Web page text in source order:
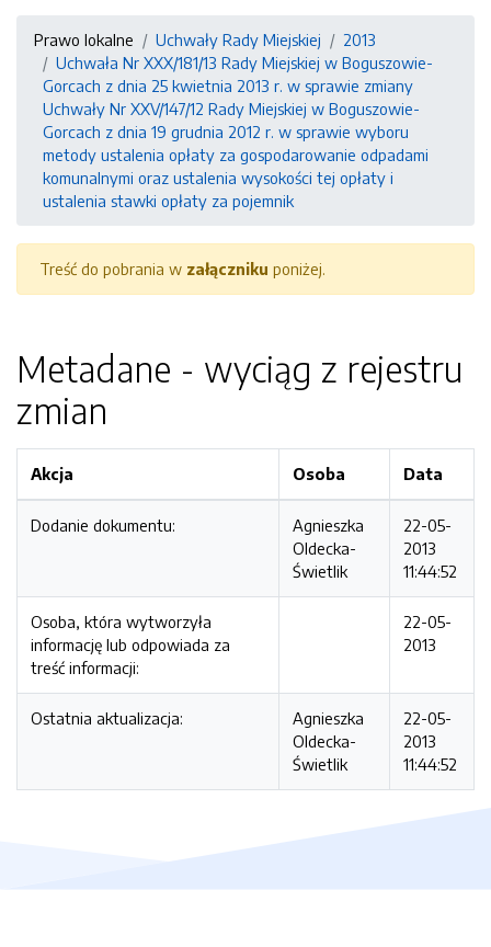
Prawo lokalne Uchwały Rady Miejskiej
2013
Uchwała Nr XXX/181/13 Rady Miejskiej w Boguszowie-
Gorcach z dnia 25 kwietnia 2013 r. w sprawie zmiany
Uchwały Nr XXV/147/12 Rady Miejskiej w Boguszowie-
Gorcach z dnia 19 grudnia 2012 r. w sprawie wyboru
metody ustalenia opłaty za gospodarowanie odpadami
komunalnymi oraz ustalenia wysokości tej opłaty i
ustalenia stawki opłaty za pojemnik
Treść do pobrania w załączniku poniżej.
Metadane - wyciąg z rejestru
zmian
Akcja Osoba Data
Dodanie dokumentu:
Agnieszka
Oldecka-
Świetlik
22-05-
2013
11:44:52
Osoba, która wytworzyła
informację lub odpowiada za
treść informacji:
22-05-
2013
Ostatnia aktualizacja:
Agnieszka
Oldecka-
Świetlik
22-05-
2013
11:44:52